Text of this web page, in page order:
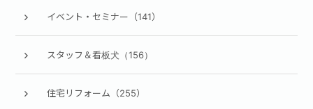
イベント・セミナー（141）
スタッフ＆看板犬（156）
住宅リフォーム（255）